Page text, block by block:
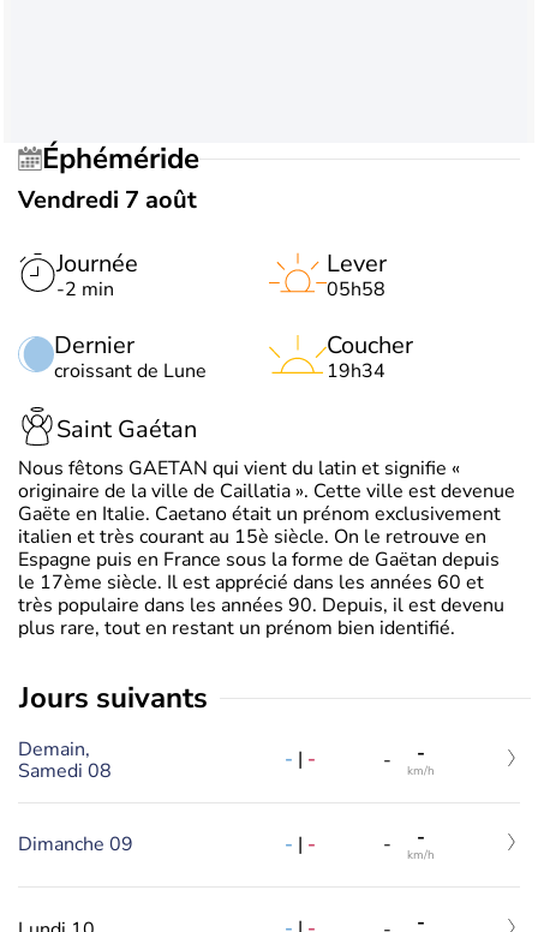
Éphéméride
Vendredi 7 août
Journée
-2 min
Dernier
croissant de Lune
Lever
05h58
Coucher
19h34
Saint Gaétan
Nous fêtons GAETAN qui vient du latin et signifie «
originaire de la ville de Caillatia ». Cette ville est devenue
Gaëte en Italie. Caetano était un prénom exclusivement
italien et très courant au 15è siècle. On le retrouve en
Espagne puis en France sous la forme de Gaëtan depuis
le 17ème siècle. Il est apprécié dans les années 60 et
très populaire dans les années 90. Depuis, il est devenu
plus rare, tout en restant un prénom bien identifié.
jours suivants
Demain,
Samedi 08
- | - - -
km/h
Dimanche 09 - | - - -
km/h
-